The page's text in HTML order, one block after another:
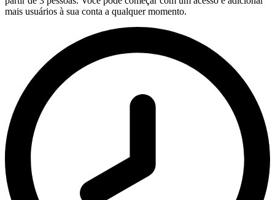
mais usuários à sua conta a qualquer momento.